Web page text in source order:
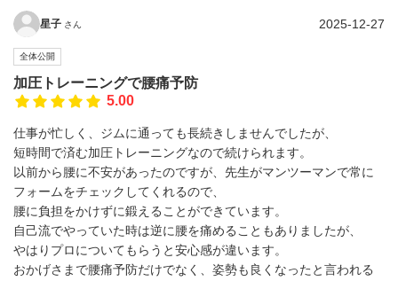
星子 さん 2025-12-27
全体公開
加圧トレーニングで腰痛予防
5.00
仕事が忙しく、ジムに通っても長続きしませんでしたが、
短時間で済む加圧トレーニングなので続けられます。
以前から腰に不安があったのですが、先生がマンツーマンで常に
フォームをチェックしてくれるので、
腰に負担をかけずに鍛えることができています。
自己流でやっていた時は逆に腰を痛めることもありましたが、
やはりプロについてもらうと安心感が違います。
おかげさまで腰痛予防だけでなく、姿勢も良くなったと言われる